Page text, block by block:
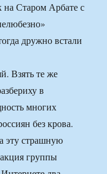
на Старом Арбате с
дружно встали
Взять те же
в
многих
без крова.
эту страшную
группы